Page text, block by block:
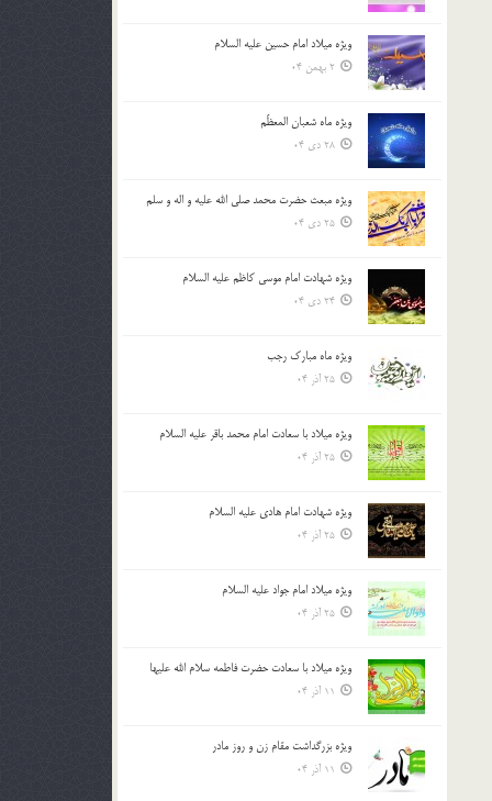
ویژه میلاد امام حسین علیه السلام
2 بهمن 04
ویژه ماه شعبان المعظّم
28 دی 04
ویژه مبعث حضرت محمد صلی الله علیه و اله و سلم
25 دی 04
ویژه شهادت امام موسی کاظم علیه السلام
24 دی 04
ویژه ماه مبارک رجب
25 آذر 04
ویژه میلاد با سعادت امام محمد باقر علیه السلام
25 آذر 04
ویژه شهادت امام هادی علیه السلام
25 آذر 04
ویژه میلاد امام جواد علیه السلام
25 آذر 04
ویژه میلاد با سعادت حضرت فاطمه سلام الله علیها
11 آذر 04
ویژه بزرگداشت مقام زن و روز مادر
11 آذر 04